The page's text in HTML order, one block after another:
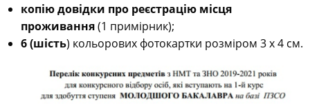
копію довідки про реєстрацію місця
проживання(1 примірник);
6 (шість) кольорових фотокартки розміром 3 х 4 см.